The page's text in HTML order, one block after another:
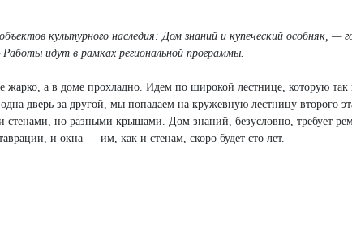
культурного наследия: Дом знаний и купеческий особняк, —
идут в рамках региональной программы.
а в доме прохладно. Идем по широкой лестнице, которую так
дверь за другой, мы попадаем на кружевную лестницу второго
но разными крышами. Дом знаний, безусловно, требует
и окна — им, как и стенам, скоро будет сто лет.